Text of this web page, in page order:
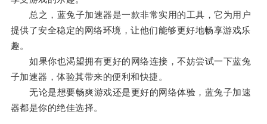
总之，蓝兔子加速器是一款非常实用的工具，它为用户
提供了安全稳定的网络环境，让他们能够更好地畅享游戏乐
趣。
如果你也渴望拥有更好的网络连接，不妨尝试一下蓝兔
子加速器，体验其带来的便利和快捷。
无论是想要畅爽游戏还是更好的网络体验，蓝兔子加速
器都是你的绝佳选择。